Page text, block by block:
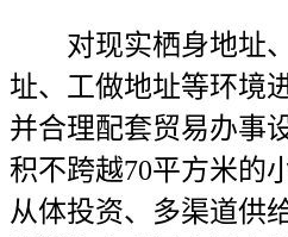
对现实栖身地址、
址、工做地址等环境
并合理配套贸易办事
积不跨越70平方米的
从体投资、多渠道供